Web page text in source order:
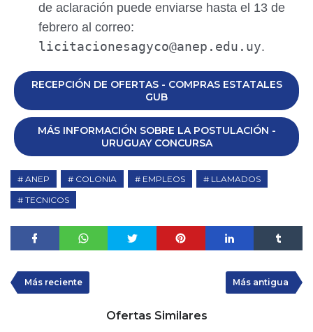
de aclaración puede enviarse hasta el 13 de
febrero al correo:
licitacionesagyco@anep.edu.uy.
RECEPCIÓN DE OFERTAS - COMPRAS ESTATALES
GUB
MÁS INFORMACIÓN SOBRE LA POSTULACIÓN -
URUGUAY CONCURSA
ANEP COLONIA EMPLEOS
LLAMADOS
TECNICOS
Más reciente Más antigua
Ofertas Similares